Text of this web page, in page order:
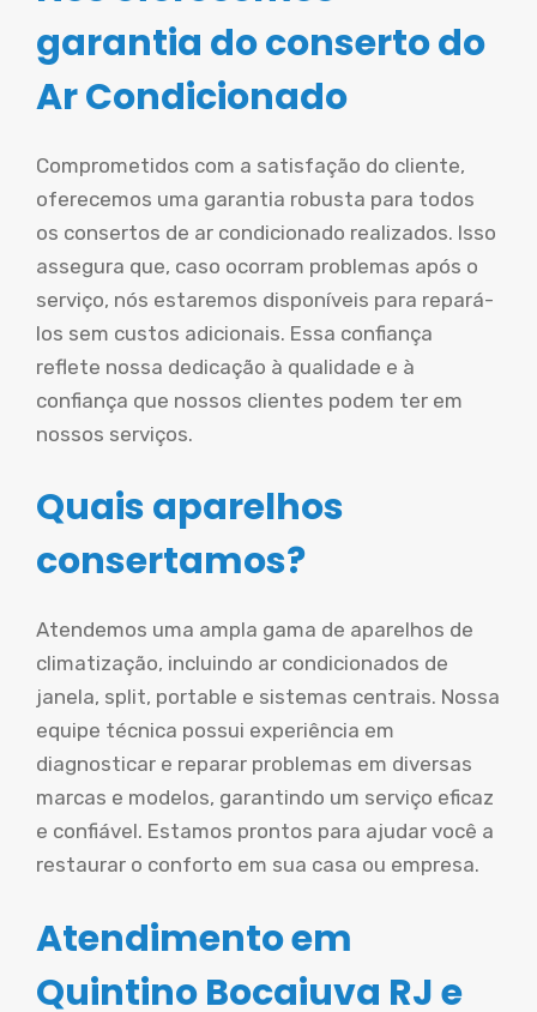
garantia do conserto do
Ar Condicionado
Comprometidos com a satisfação do cliente,
oferecemos uma garantia robusta para todos
os consertos de ar condicionado realizados. Isso
assegura que, caso ocorram problemas após o
serviço, nós estaremos disponíveis para repará-
los sem custos adicionais. Essa confiança
reflete nossa dedicação à qualidade e à
confiança que nossos clientes podem ter em
nossos serviços.
Quais aparelhos
consertamos?
Atendemos uma ampla gama de aparelhos de
climatização, incluindo ar condicionados de
janela, split, portable e sistemas centrais. Nossa
equipe técnica possui experiência em
diagnosticar e reparar problemas em diversas
marcas e modelos, garantindo um serviço eficaz
e confiável. Estamos prontos para ajudar você a
restaurar o conforto em sua casa ou empresa.
Atendimento em
Quintino Bocaiuva RJ e